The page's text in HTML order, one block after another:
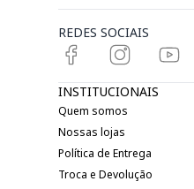
REDES SOCIAIS
INSTITUCIONAIS
Quem somos
Nossas lojas
Política de Entrega
Troca e Devolução